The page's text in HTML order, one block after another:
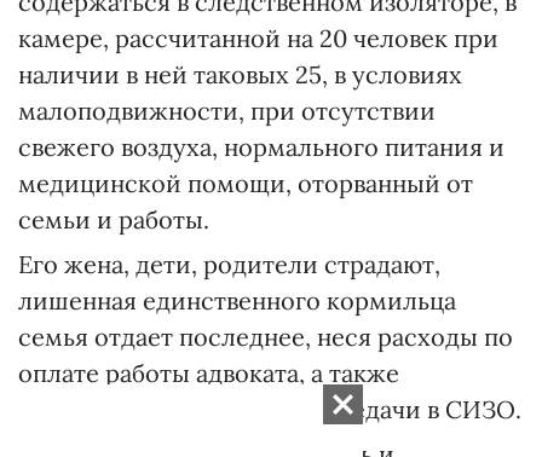
камере, рассчитанной на 20 человек при
наличии в ней таковых 25, в условиях
малоподвижности, при отсутствии
свежего воздуха, нормального питания и
медицинской помощи, оторванный от
семьи и работы.
Его жена, дети, родители страдают,
лишенная единственного кормильца
семья отдает последнее, неся расходы по
оплате работы адвоката, а также
продуктовые и вещевые передачи в СИЗО.